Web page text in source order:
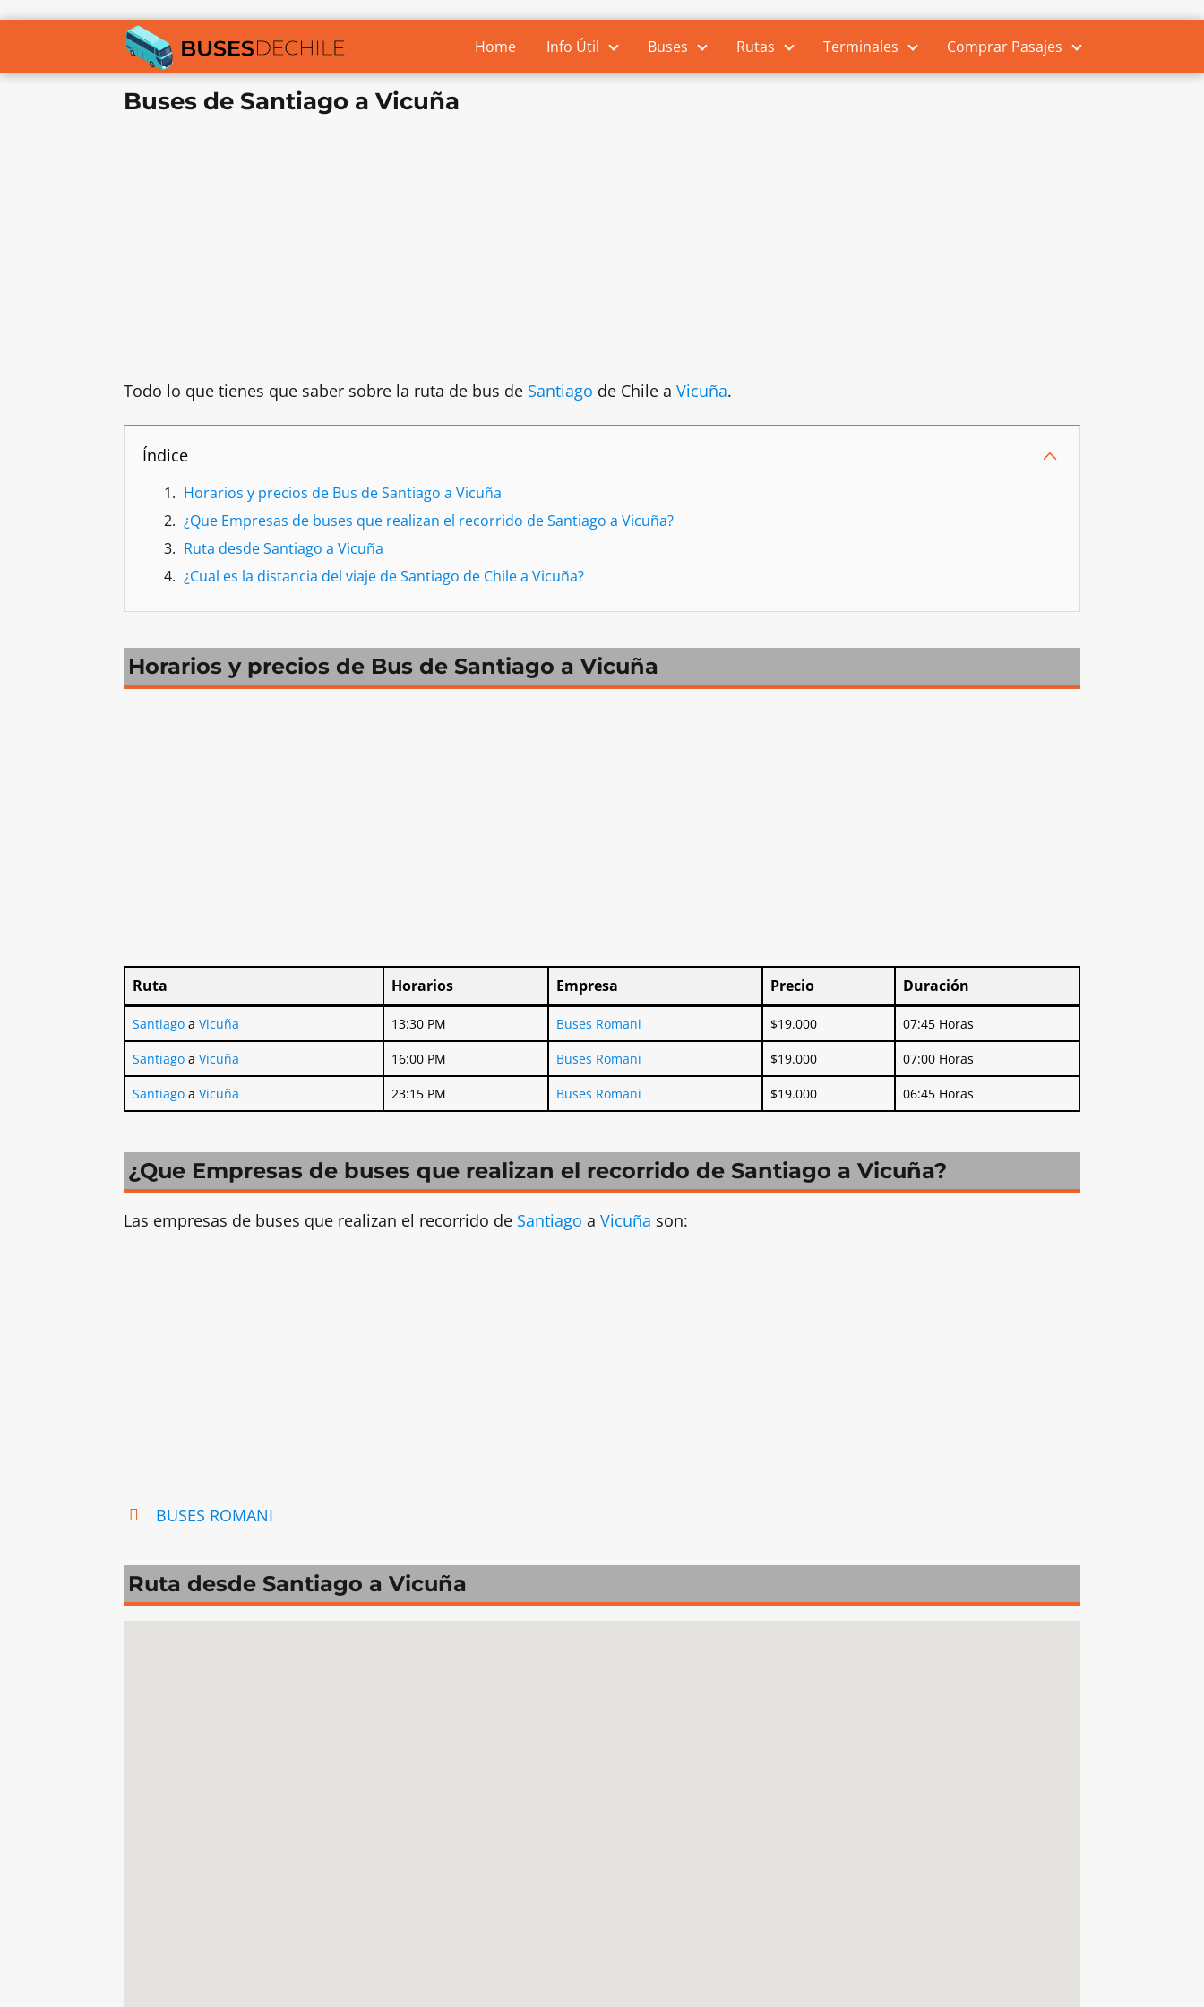
Home Info Útil Buses Rutas Terminales Comprar Pasajes
Buses de Santiago a Vicuña
Todo lo que tienes que saber sobre la ruta de bus de Santiago de Chile a Vicuña.
Índice
Horarios y precios de Bus de Santiago a Vicuña
¿Que Empresas de buses que realizan el recorrido de Santiago a Vicuña?
Ruta desde Santiago a Vicuña
¿Cual es la distancia del viaje de Santiago de Chile a Vicuña?
Horarios y precios de Bus de Santiago a Vicuña
Ruta Horarios Empresa Precio
Duración
Ruta
Horarios Empresa Precio Duración
Santiago a Vicuña 13:30 PM Buses Romani $19.000 07:45 Horas
Santiago a Vicuña 16:00 PM Buses Romani $19.000 07:00 Horas
Santiago a Vicuña 23:15 PM Buses Romani $19.000 06:45 Horas
¿Que Empresas de buses que realizan el recorrido de Santiago a Vicuña?
Las empresas de buses que realizan el recorrido de Santiago a Vicuña son:
BUSES ROMANI
Ruta desde Santiago a Vicuña